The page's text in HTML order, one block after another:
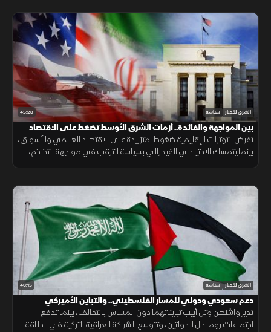
45:28 الشرق للأخبار سياسة
بين المواجهة والفائدة.. أزمات الشرق الأوسط تضغط على الاقتصاد
تفرض التوترات الإقليمية ضغوطا متزايدة على الاقتصاد العالمي والأسواق،
بينما يتمسك الاحتياطي الفيدرالي بسياسة الترقب في مواجهة التضخم،
46:15 الشرق للأخبار سياسة
دعم سعودي ودولي للمسار الفلسطيني.. والتباين الأميركي
الإسرائيلي لا يمس جوهر التحالف
تدير واشنطن وتل أبيب تبايناتهما دون المساس بالتحالف، بينما تدفع
اجتماعات روما حل الدولتين، وتتوسع الشراكة العراقية التركية في الطاقة